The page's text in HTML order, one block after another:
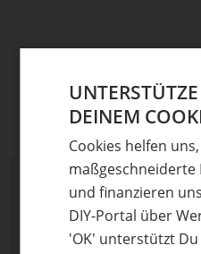
Schreibe einen
Deine E-Mail-Adresse wird
Erforderliche Felder sind
DEINEM
Cookies helfen
maßgeschneiderte
und finanzieren
DIY-Portal über
'OK' unterstützt